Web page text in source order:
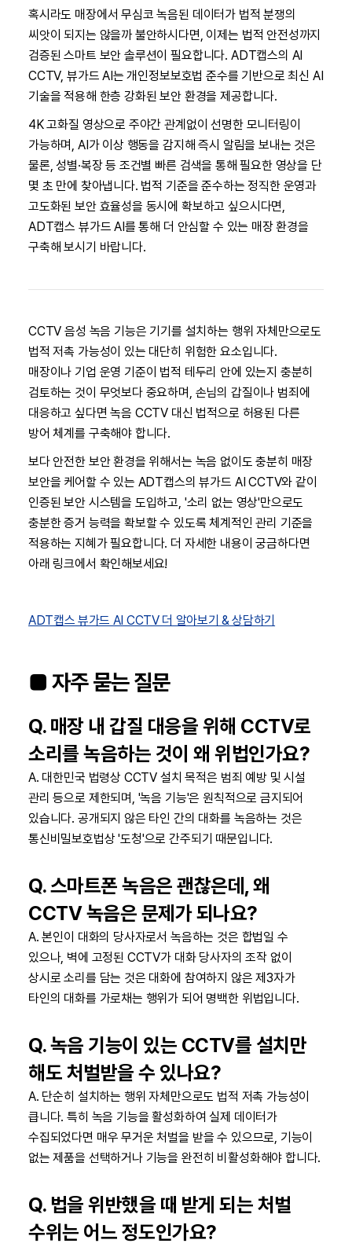
혹시라도 매장에서 무심코 녹음된 데이터가 법적 분쟁의
씨앗이 되지는 않을까 불안하시다면, 이제는 법적 안전성까지
검증된 스마트 보안 솔루션이 필요합니다. ADT캡스의 AI
CCTV, 뷰가드 AI는 개인정보보호법 준수를 기반으로 최신 AI
기술을 적용해 한층 강화된 보안 환경을 제공합니다.
4K 고화질 영상으로 주야간 관계없이 선명한 모니터링이
가능하며, AI가 이상 행동을 감지해 즉시 알림을 보내는 것은
물론, 성별·복장 등 조건별 빠른 검색을 통해 필요한 영상을 단
몇 초 만에 찾아냅니다. 법적 기준을 준수하는 정직한 운영과
고도화된 보안 효율성을 동시에 확보하고 싶으시다면,
ADT캡스 뷰가드 AI를 통해 더 안심할 수 있는 매장 환경을
구축해 보시기 바랍니다.
CCTV 음성 녹음 기능은 기기를 설치하는 행위 자체만으로도
법적 저촉 가능성이 있는 대단히 위험한 요소입니다.
매장이나 기업 운영 기준이 법적 테두리 안에 있는지 충분히
검토하는 것이 무엇보다 중요하며, 손님의 갑질이나 범죄에
대응하고 싶다면 녹음 CCTV 대신 법적으로 허용된 다른
방어 체계를 구축해야 합니다.
보다 안전한 보안 환경을 위해서는 녹음 없이도 충분히 매장
보안을 케어할 수 있는 ADT캡스의 뷰가드 AI CCTV와 같이
인증된 보안 시스템을 도입하고, '소리 없는 영상'만으로도
충분한 증거 능력을 확보할 수 있도록 체계적인 관리 기준을
적용하는 지혜가 필요합니다. 더 자세한 내용이 궁금하다면
아래 링크에서 확인해보세요!
ADT캡스 뷰가드 AI CCTV 더 알아보기 & 상담하기
■ 자주 묻는 질문
Q. 매장 내 갑질 대응을 위해 CCTV로
소리를 녹음하는 것이 왜 위법인가요?
A. 대한민국 법령상 CCTV 설치 목적은 범죄 예방 및 시설
관리 등으로 제한되며, '녹음 기능'은 원칙적으로 금지되어
있습니다. 공개되지 않은 타인 간의 대화를 녹음하는 것은
통신비밀보호법상 '도청'으로 간주되기 때문입니다.
Q. 스마트폰 녹음은 괜찮은데, 왜
CCTV 녹음은 문제가 되나요?
A. 본인이 대화의 당사자로서 녹음하는 것은 합법일 수
있으나, 벽에 고정된 CCTV가 대화 당사자의 조작 없이
상시로 소리를 담는 것은 대화에 참여하지 않은 제3자가
타인의 대화를 가로채는 행위가 되어 명백한 위법입니다.
Q. 녹음 기능이 있는 CCTV를 설치만
해도 처벌받을 수 있나요?
A. 단순히 설치하는 행위 자체만으로도 법적 저촉 가능성이
큽니다. 특히 녹음 기능을 활성화하여 실제 데이터가
수집되었다면 매우 무거운 처벌을 받을 수 있으므로, 기능이
없는 제품을 선택하거나 기능을 완전히 비활성화해야 합니다.
Q. 법을 위반했을 때 받게 되는 처벌
수위는 어느 정도인가요?